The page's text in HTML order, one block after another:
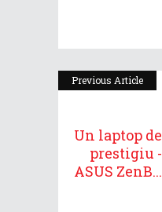
Previous Article
Un laptop de
prestigiu -
ASUS ZenB...